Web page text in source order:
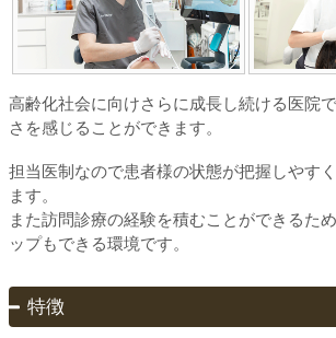
高齢化社会に向けさらに成長し続ける医院
さを感じることができます。
担当医制なので患者様の状態が把握しやす
ます。
また訪問診療の経験を積むことができるた
ップもできる環境です。
特徴